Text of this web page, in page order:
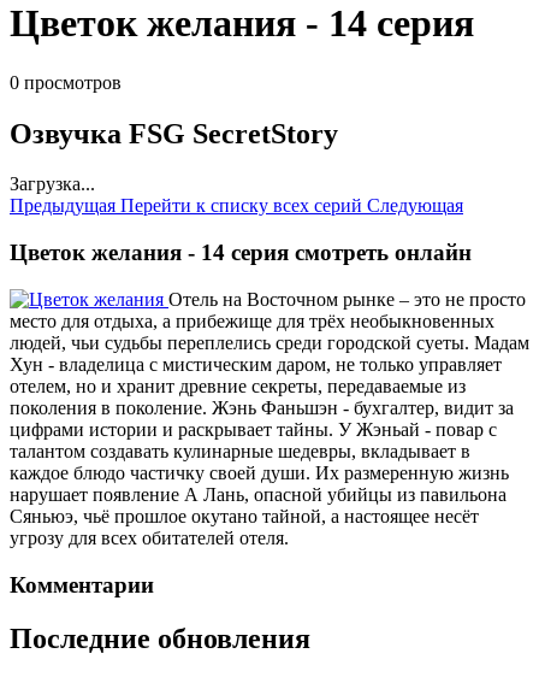
Цветок желания - 14 серия
0 просмотров
Озвучка FSG SecretStory
Загрузка...
Предыдущая Перейти к списку всех серий Следующая
Цветок желания - 14 серия смотреть онлайн
Отель на Восточном рынке – это не просто
место для отдыха, а прибежище для трёх необыкновенных
людей, чьи судьбы переплелись среди городской суеты. Мадам
Хун - владелица с мистическим даром, не только управляет
отелем, но и хранит древние секреты, передаваемые из
поколения в поколение. Жэнь Фаньшэн - бухгалтер, видит за
цифрами истории и раскрывает тайны. У Жэньай - повар с
талантом создавать кулинарные шедевры, вкладывает в
каждое блюдо частичку своей души. Их размеренную жизнь
нарушает появление А Лань, опасной убийцы из павильона
Сяньюэ, чьё прошлое окутано тайной, а настоящее несёт
угрозу для всех обитателей отеля.
Комментарии
Последние обновления